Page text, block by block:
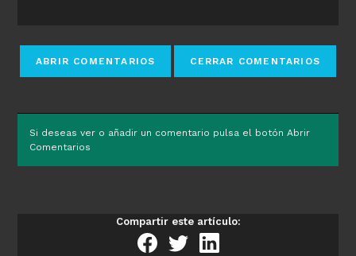
Si deseas ver o añadir un comentario pulsa el botón Abrir
Comentarios
Compartir este artículo: